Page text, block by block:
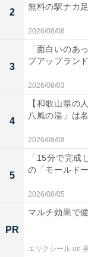
楽天トラベル
2026年2月19日
SALE」。「国
び・体験、楽パ
スもお得に予約
ン併用（最大20
2
無料の駅ナカ
2026/08/08
3
「面白いのあ
プアップラン
2026/08/03
4
【和歌山県の
八風の湯」は
2026/08/08
5
「15分で完成
の「モールド
2026/08/05
PR
マルチ効果で
エリクシール on